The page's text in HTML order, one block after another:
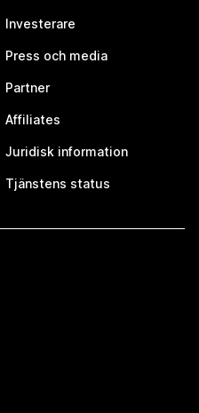
Investerare
Press och media
Partner
Affiliates
Juridisk information
Tjänstens status